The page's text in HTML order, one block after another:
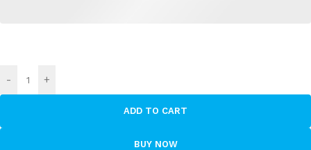
- +
ADD TO CART
BUY NOW